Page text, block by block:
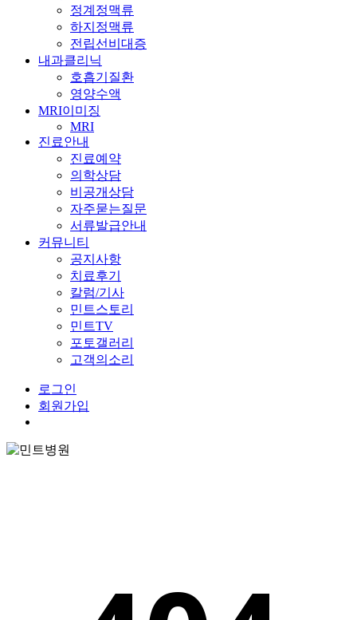
정계정맥류
하지정맥류
전립선비대증
내과클리닉
호흡기질환
영양수액
MRI이미징
MRI
진료안내
진료예약
의학상담
비공개상담
자주묻는질문
서류발급안내
커뮤니티
공지사항
치료후기
칼럼/기사
민트스토리
민트TV
포토갤러리
고객의소리
로그인
회원가입